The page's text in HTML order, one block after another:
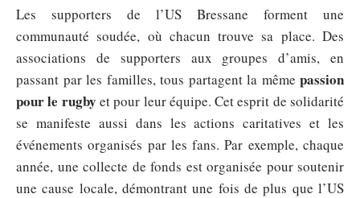
Les supporters de l’US Bressane forment une
communauté soudée, où chacun trouve sa place. Des
associations de supporters aux groupes d’amis, en
passant par les familles, tous partagent la même passion
pour le rugby et pour leur équipe. Cet esprit de solidarité
se manifeste aussi dans les actions caritatives et les
événements organisés par les fans. Par exemple, chaque
année, une collecte de fonds est organisée pour soutenir
une cause locale, démontrant une fois de plus que l’US